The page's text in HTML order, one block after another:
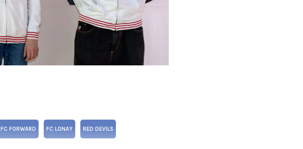
FC FORWARD FC LONAY RED DEVILS